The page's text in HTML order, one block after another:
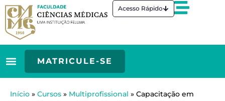
para
conteúdo
Acesso Rápido
MATRICULE-SE
Início » Cursos » Multiprofissional » Capacitação em